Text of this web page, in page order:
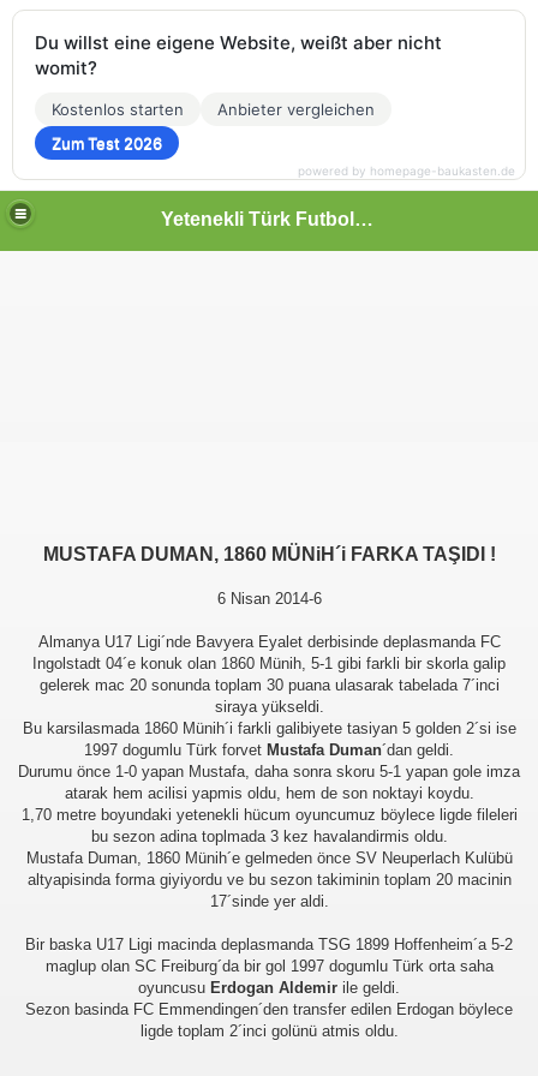
Yetenekli Türk Futbolcular
MUSTAFA DUMAN, 1860 MÜNiH´i FARKA TAŞIDI !
6 Nisan 2014-6
Almanya U17 Ligi´nde Bavyera Eyalet derbisinde deplasmanda FC
Ingolstadt 04´e konuk olan 1860 Münih, 5-1 gibi farkli bir skorla galip
gelerek mac 20 sonunda toplam 30 puana ulasarak tabelada 7´inci
siraya yükseldi.
Bu karsilasmada 1860 Münih´i farkli galibiyete tasiyan 5 golden 2´si ise
1997 dogumlu Türk forvet Mustafa Duman´dan geldi.
Durumu önce 1-0 yapan Mustafa, daha sonra skoru 5-1 yapan gole imza
atarak hem acilisi yapmis oldu, hem de son noktayi koydu.
1,70 metre boyundaki yetenekli hücum oyuncumuz böylece ligde fileleri
bu sezon adina toplmada 3 kez havalandirmis oldu.
Mustafa Duman, 1860 Münih´e gelmeden önce SV Neuperlach Kulübü
altyapisinda forma giyiyordu ve bu sezon takiminin toplam 20 macinin
17´sinde yer aldi.
Bir baska U17 Ligi macinda deplasmanda TSG 1899 Hoffenheim´a 5-2
maglup olan SC Freiburg´da bir gol 1997 dogumlu Türk orta saha
oyuncusu Erdogan Aldemir ile geldi.
Sezon basinda FC Emmendingen´den transfer edilen Erdogan böylece
ligde toplam 2´inci golünü atmis oldu.
Du willst eine eigene Website, weißt aber nicht
womit?
Kostenlos starten
Anbieter vergleichen
Zum Test 2026
powered by homepage-baukasten.de